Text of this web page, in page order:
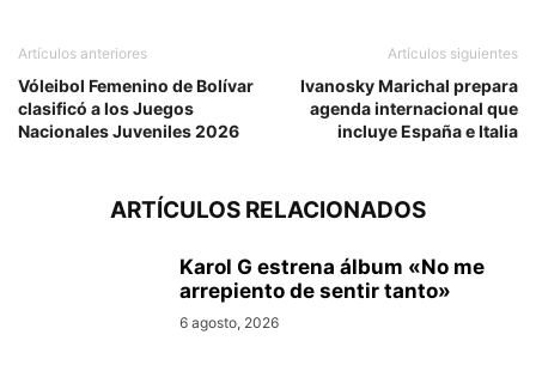
Artículos anteriores
Vóleibol Femenino de Bolívar
clasificó a los Juegos
Nacionales Juveniles 2026
Artículos siguientes
Ivanosky Marichal prepara
agenda internacional que
incluye España e Italia
ARTÍCULOS RELACIONADOS
Karol G estrena álbum «No me
arrepiento de sentir tanto»
6 agosto, 2026